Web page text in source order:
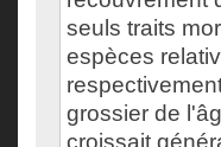
seuls traits
espèces
grossier de
croissait